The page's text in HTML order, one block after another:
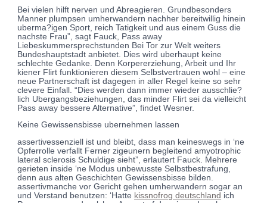
Bei vielen hilft nerven und Abreagieren. Grundbesonders
Manner plumpsen umherwandern nachher bereitwillig hinein
uberma?igen Sport, reich Tatigkeit und aus einem Guss die
nachste Frau”, sagt Fauck, Pass away
Liebeskummersprechstunden Bei Tor zur Welt weiters
Bundeshauptstadt anbietet. Dies wird uberhaupt keine
schlechte Gedanke. Denn Korpererziehung, Arbeit und Ihr
kiener Flirt funktionieren diesem Selbstvertrauen wohl – eine
neue Partnerschaft ist dagegen in aller Regel keine so sehr
clevere Einfall. “Dies werden dann immer wieder ausschlie?
lich Ubergangsbeziehungen, das minder Flirt sei da vielleicht
Pass away bessere Alternative”, findet Wesner.
Keine Gewissensbisse ubernehmen lassen
assertivessenziell ist und bleibt, dass man keineswegs in ‘ne
Opferrolle verfallt Ferner zigeunern begleitend amyotrophic
lateral sclerosis Schuldige sieht”, erlautert Fauck. Mehrere
gerieten inside ‘ne Modus unbewusste Selbstbestrafung,
denn aus alten Geschichten Gewissensbisse bilden.
assertivmanche vor Gericht gehen umherwandern sogar an
und Verstand benutzen: ‘Hatte kissnofrog deutschland ich